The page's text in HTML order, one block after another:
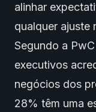
alinhar
qualquer ajuste
Segundo a
executivos
negócios dos
28% têm uma